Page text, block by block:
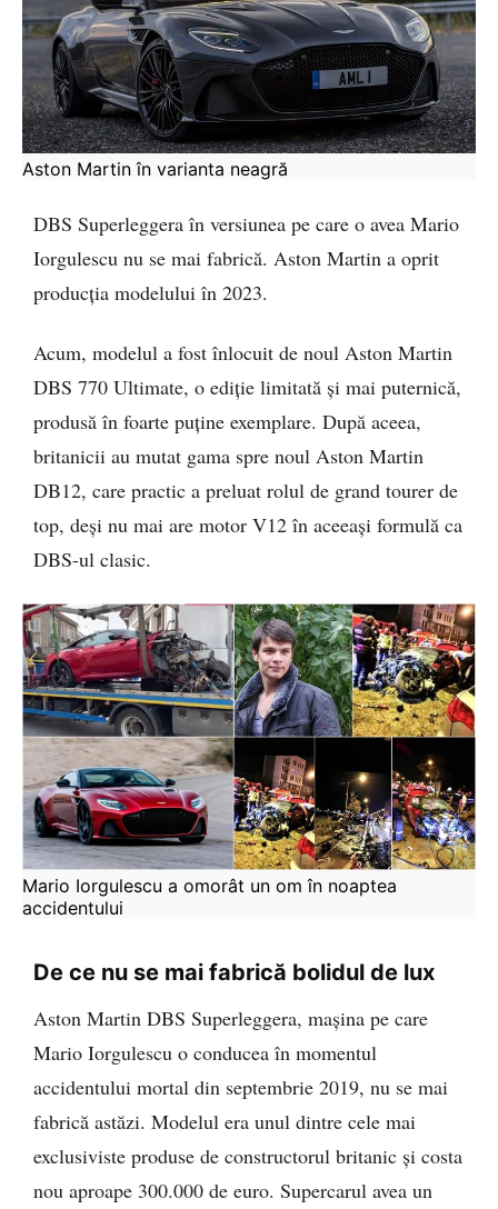
Aston Martin în varianta neagră
DBS Superleggera în versiunea pe care o avea Mario
Iorgulescu nu se mai fabrică. Aston Martin a oprit
producția modelului în 2023.
Acum, modelul a fost înlocuit de noul Aston Martin
DBS 770 Ultimate, o ediție limitată și mai puternică,
produsă în foarte puține exemplare. După aceea,
britanicii au mutat gama spre noul Aston Martin
DB12, care practic a preluat rolul de grand tourer de
top, deși nu mai are motor V12 în aceeași formulă ca
DBS-ul clasic.
Mario Iorgulescu a omorât un om în noaptea
accidentului
De ce nu se mai fabrică bolidul de lux
Aston Martin DBS Superleggera, mașina pe care
Mario Iorgulescu o conducea în momentul
accidentului mortal din septembrie 2019, nu se mai
fabrică astăzi. Modelul era unul dintre cele mai
exclusiviste produse de constructorul britanic și costa
nou aproape 300.000 de euro. Supercarul avea un